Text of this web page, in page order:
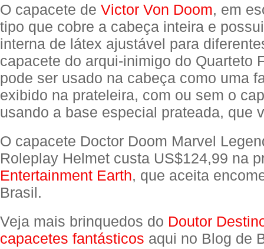
O capacete de Victor Von Doom, em
tipo que cobre a cabeça inteira e
interna de látex ajustável para
capacete do arqui-inimigo do Quarteto
pode ser usado na cabeça como uma
exibido na prateleira, com ou sem o
usando a base especial prateada, que
O capacete Doctor Doom Marvel
Roleplay Helmet custa US$124,99 na
Entertainment Earth, que aceita
Brasil.
Veja mais brinquedos do Doutor
capacetes fantásticos aqui no Blog de